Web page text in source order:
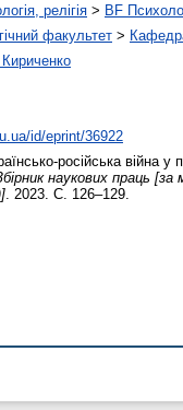
релігія > BF
факультет >
id/eprint/36922
російська війна у
наукових праць
. 2023. С. 126–129.